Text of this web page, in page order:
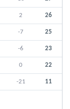
2 26
-7 25
-6 23
0 22
-21 11